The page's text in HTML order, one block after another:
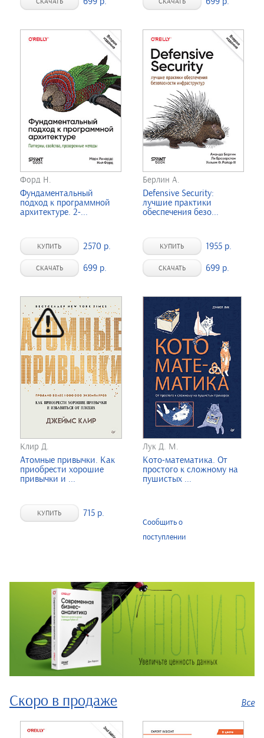
Форд Н.
Фундаментальный
подход к программной
архитектуре. 2-...
КУПИТЬ 2570 р.
СКАЧАТЬ 699 р.
Берлин А.
Defensive Security:
лучшие практики
обеспечения безо...
КУПИТЬ 1955 р.
СКАЧАТЬ 699 р.
Клир Д.
Атомные привычки. Как
приобрести хорошие
привычки и ...
КУПИТЬ 715 р.
Лук Д. М.
Кото-математика. От
простого к сложному на
пушистых ...
Сообщить о
поступлении
Скоро в продаже Все